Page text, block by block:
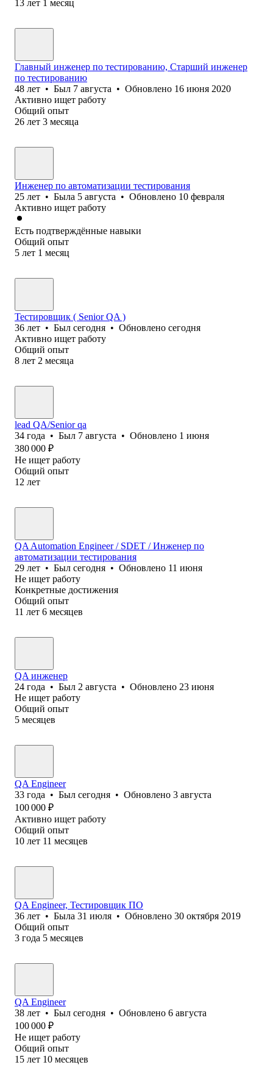
13 лет 1 месяц
Главный инженер по тестированию, Старший инженер
по тестированию
48 лет • Был 7 августа • Обновлено 16 июня 2020
Активно ищет работу
Общий опыт
26 лет 3 месяца
Инженер по автоматизации тестирования
25 лет • Была 5 августа • Обновлено 10 февраля
Активно ищет работу
Есть подтверждённые навыки
Общий опыт
5 лет 1 месяц
Тестировщик ( Senior QA )
36 лет • Был сегодня • Обновлено сегодня
Активно ищет работу
Общий опыт
8 лет 2 месяца
lead QA/Senior qa
34 года • Был 7 августа • Обновлено 1 июня
380 000 ₽
Не ищет работу
Общий опыт
12 лет
QA Automation Engineer / SDET / Инженер по
автоматизации тестирования
29 лет • Был сегодня • Обновлено 11 июня
Не ищет работу
Конкретные достижения
Общий опыт
11 лет 6 месяцев
QA инженер
24 года • Был 2 августа • Обновлено 23 июня
Не ищет работу
Общий опыт
5 месяцев
QA Engineer
33 года • Был сегодня • Обновлено 3 августа
100 000 ₽
Активно ищет работу
Общий опыт
10 лет 11 месяцев
QA Engineer, Тестировщик ПО
36 лет • Была 31 июля • Обновлено 30 октября 2019
Общий опыт
3 года 5 месяцев
QA Engineer
38 лет • Был сегодня • Обновлено 6 августа
100 000 ₽
Не ищет работу
Общий опыт
15 лет 10 месяцев